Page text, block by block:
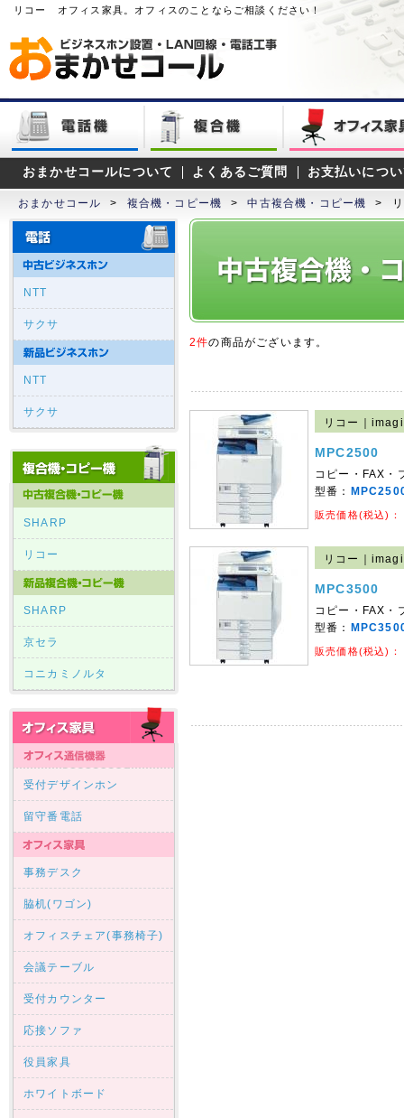
リコー オフィス家具。オフィスのことならご相談ください！
おまかせコールについて よくあるご質問 お支払いにつ
おまかせコール > 複合機・コピー機 > 中古複合機・コピー機 >
NTT
サクサ
NTT
サクサ
SHARP
リコー
SHARP
京セラ
コニカミノルタ
受付デザインホン
留守番電話
事務デスク
脇机(ワゴン)
オフィスチェア(事務椅子)
会議テーブル
受付カウンター
応接ソファ
役員家具
ホワイトボード
2件の商品がございます。
リコー｜
MPC2500
コピー・FAX・
型番：
販売価格(税込)：
リコー｜
MPC3500
コピー・FAX・
型番：
販売価格(税込)：